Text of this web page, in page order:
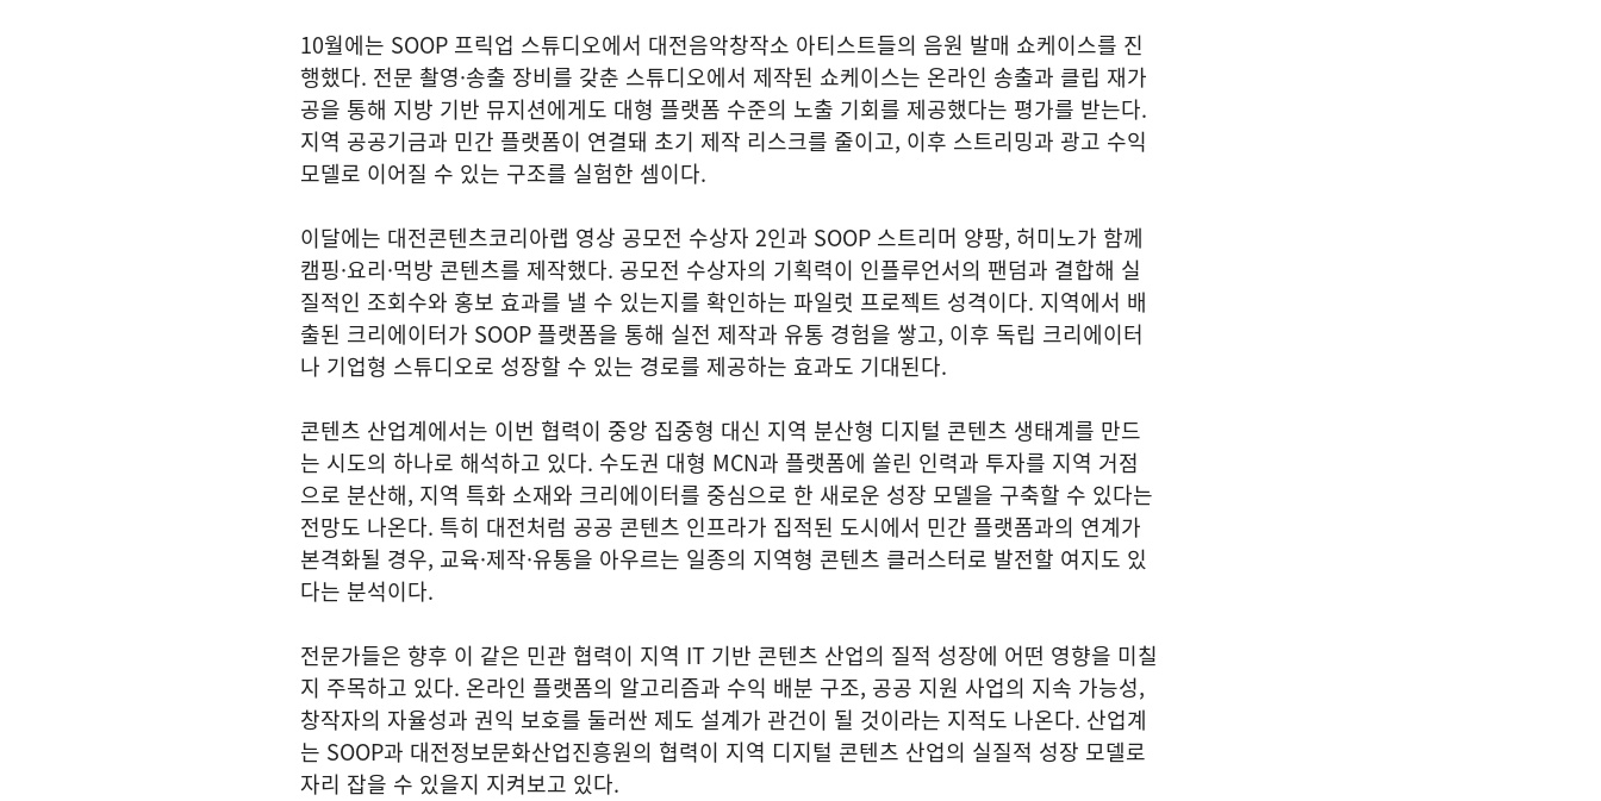
10월에는 SOOP 프릭업 스튜디오에서 대전음악창작소 아티스트들의 음원 발매 쇼케이스를 진
행했다. 전문 촬영·송출 장비를 갖춘 스튜디오에서 제작된 쇼케이스는 온라인 송출과 클립 재가
공을 통해 지방 기반 뮤지션에게도 대형 플랫폼 수준의 노출 기회를 제공했다는 평가를 받는다.
지역 공공기금과 민간 플랫폼이 연결돼 초기 제작 리스크를 줄이고, 이후 스트리밍과 광고 수익
모델로 이어질 수 있는 구조를 실험한 셈이다.
이달에는 대전콘텐츠코리아랩 영상 공모전 수상자 2인과 SOOP 스트리머 양팡, 허미노가 함께
캠핑·요리·먹방 콘텐츠를 제작했다. 공모전 수상자의 기획력이 인플루언서의 팬덤과 결합해 실
질적인 조회수와 홍보 효과를 낼 수 있는지를 확인하는 파일럿 프로젝트 성격이다. 지역에서 배
출된 크리에이터가 SOOP 플랫폼을 통해 실전 제작과 유통 경험을 쌓고, 이후 독립 크리에이터
나 기업형 스튜디오로 성장할 수 있는 경로를 제공하는 효과도 기대된다.
콘텐츠 산업계에서는 이번 협력이 중앙 집중형 대신 지역 분산형 디지털 콘텐츠 생태계를 만드
는 시도의 하나로 해석하고 있다. 수도권 대형 MCN과 플랫폼에 쏠린 인력과 투자를 지역 거점
으로 분산해, 지역 특화 소재와 크리에이터를 중심으로 한 새로운 성장 모델을 구축할 수 있다는
전망도 나온다. 특히 대전처럼 공공 콘텐츠 인프라가 집적된 도시에서 민간 플랫폼과의 연계가
본격화될 경우, 교육·제작·유통을 아우르는 일종의 지역형 콘텐츠 클러스터로 발전할 여지도 있
다는 분석이다.
전문가들은 향후 이 같은 민관 협력이 지역 IT 기반 콘텐츠 산업의 질적 성장에 어떤 영향을 미칠
지 주목하고 있다. 온라인 플랫폼의 알고리즘과 수익 배분 구조, 공공 지원 사업의 지속 가능성,
창작자의 자율성과 권익 보호를 둘러싼 제도 설계가 관건이 될 것이라는 지적도 나온다. 산업계
는 SOOP과 대전정보문화산업진흥원의 협력이 지역 디지털 콘텐츠 산업의 실질적 성장 모델로
자리 잡을 수 있을지 지켜보고 있다.